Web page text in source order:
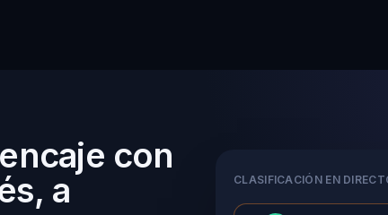
con
a
CLASIFICACIÓN EN